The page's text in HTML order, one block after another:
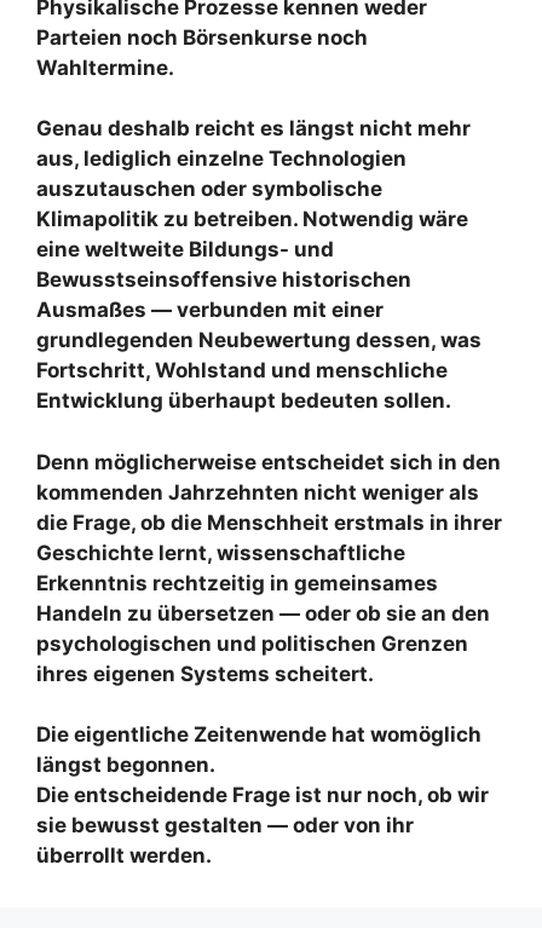
Physikalische Prozesse kennen weder
Parteien noch Börsenkurse noch
Wahltermine.
Genau deshalb reicht es längst nicht mehr
aus, lediglich einzelne Technologien
auszutauschen oder symbolische
Klimapolitik zu betreiben. Notwendig wäre
eine weltweite Bildungs- und
Bewusstseinsoffensive historischen
Ausmaßes — verbunden mit einer
grundlegenden Neubewertung dessen, was
Fortschritt, Wohlstand und menschliche
Entwicklung überhaupt bedeuten sollen.
Denn möglicherweise entscheidet sich in den
kommenden Jahrzehnten nicht weniger als
die Frage, ob die Menschheit erstmals in ihrer
Geschichte lernt, wissenschaftliche
Erkenntnis rechtzeitig in gemeinsames
Handeln zu übersetzen — oder ob sie an den
psychologischen und politischen Grenzen
ihres eigenen Systems scheitert.
Die eigentliche Zeitenwende hat womöglich
längst begonnen.
Die entscheidende Frage ist nur noch, ob wir
sie bewusst gestalten — oder von ihr
überrollt werden.